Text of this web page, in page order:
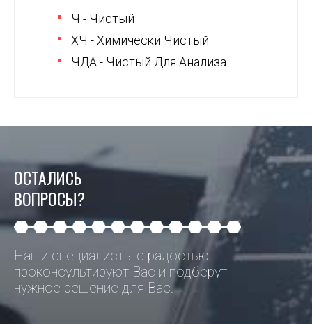
Ч - Чистый
ХЧ - Химически Чистый
ЧДА - Чистый Для Анализа
ОСТАЛИСЬ
ВОПРОСЫ?
Наши специалисты с радостью
проконсультируют Вас и подберут
нужное решение для Вас.